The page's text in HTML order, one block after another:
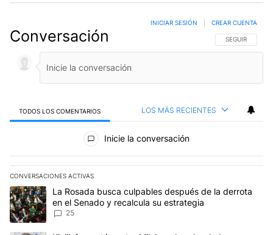
Conversación SIGA ESTA
SEGUIR
INICIAR SESIÓN CREAR CUENTA
TODOS LOS COMENTARIOS LOS MÁS RECIENTES
Todos los comentarios
Inicie la conversación
CONVERSACIONES ACTIVAS
Este listado muestra los artículos con más comentarios en los
Un artículo de tendencia con el título "La Rosada busca
La Rosada busca culpables después de la derrota
en el Senado y recalcula su estrategia
25